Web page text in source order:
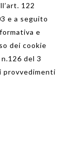
122
e a seguito
e
dei cookie
del 3
provvedimenti